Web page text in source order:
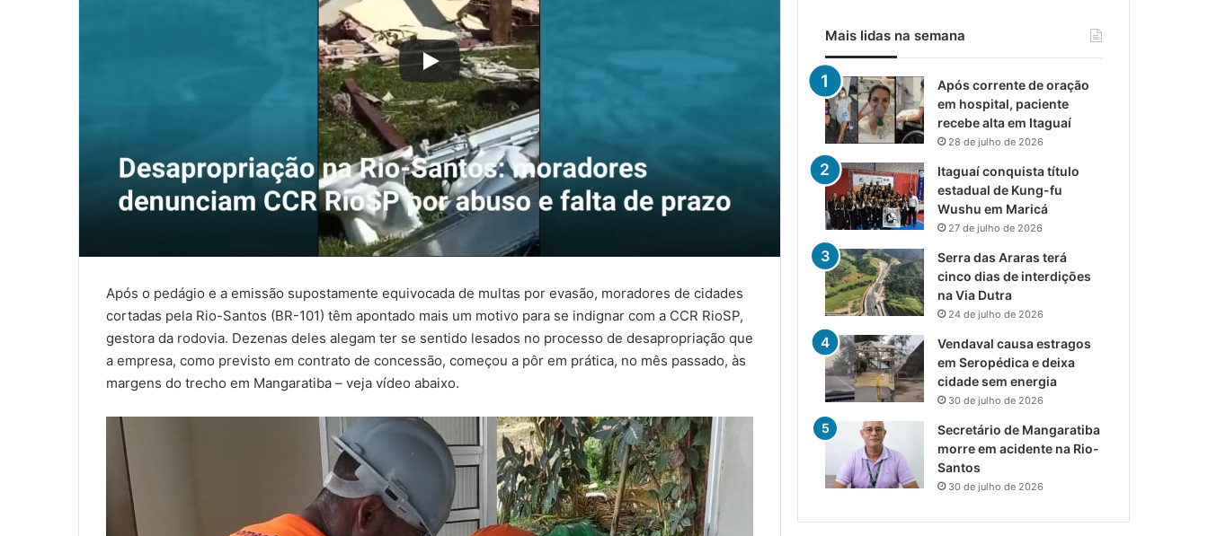
Após o pedágio e a emissão supostamente equivocada de multas por evasão, moradores de cidades
cortadas pela Rio-Santos (BR-101) têm apontado mais um motivo para se indignar com a CCR RioSP,
gestora da rodovia. Dezenas deles alegam ter se sentido lesados no processo de desapropriação que
a empresa, como previsto em contrato de concessão, começou a pôr em prática, no mês passado, às
margens do trecho em Mangaratiba – veja vídeo abaixo.
Mais lidas na semana
Após corrente de oração
em hospital, paciente
recebe alta em Itaguaí
28 de julho de 2026
Itaguaí conquista título
estadual de Kung-fu
Wushu em Maricá
27 de julho de 2026
Serra das Araras terá
cinco dias de interdições
na Via Dutra
24 de julho de 2026
Vendaval causa estragos
em Seropédica e deixa
cidade sem energia
30 de julho de 2026
Secretário de Mangaratiba
morre em acidente na Rio-
Santos
30 de julho de 2026